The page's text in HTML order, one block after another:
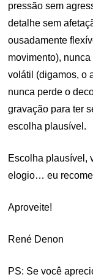
pressão sem
detalhe sem
ousadamente
movimento),
volátil (digamos, o
nunca perde o
gravação para ter
escolha plausível.
Escolha plausível,
elogio… eu
Aproveite!
René Denon
PS: Se você